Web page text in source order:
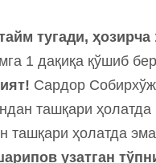
тугади, ҳозирча
1 дақиқа қўшиб
Сардор
ташқари
ташқари ҳолатда
узатган